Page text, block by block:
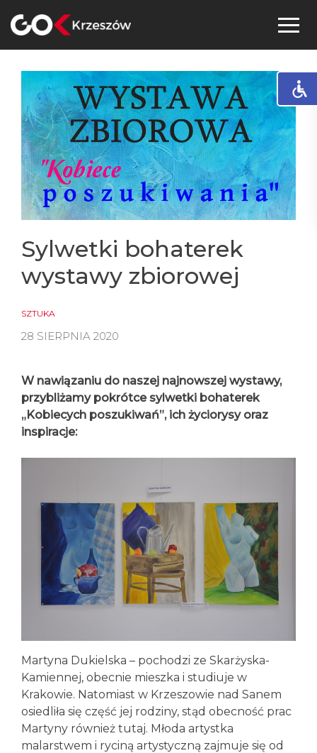
to
Sylwetki bohaterek
wystawy zbiorowej
SZTUKA
28 SIERPNIA 2020
W nawiązaniu do naszej najnowszej wystawy,
przybliżamy pokrótce sylwetki bohaterek
„Kobiecych poszukiwań”, ich życiorysy oraz
inspiracje:
Martyna Dukielska – pochodzi ze Skarżyska-
Kamiennej, obecnie mieszka i studiuje w
Krakowie. Natomiast w Krzeszowie nad Sanem
osiedliła się część jej rodziny, stąd obecność prac
Martyny również tutaj. Młoda artystka
malarstwem i ryciną artystyczną zajmuje się od